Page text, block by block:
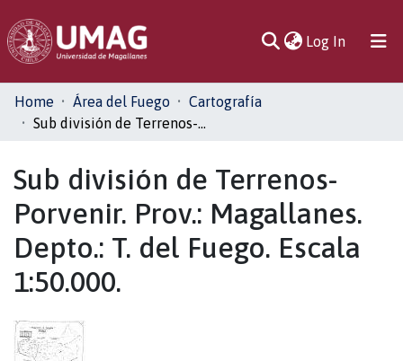
Log In(current)
Communities
& Collections
Statistics
Home Área del Fuego
Cartografía
Sub división de Terrenos-Porvenir. Prov.: Magallanes. Depto.: T. del Fuego. Escala 1:50.000.
Sub división de Terrenos-
Porvenir. Prov.: Magallanes.
Depto.: T. del Fuego. Escala
1:50.000.